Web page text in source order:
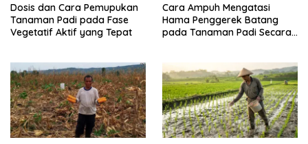
Dosis dan Cara Pemupukan
Tanaman Padi pada Fase
Vegetatif Aktif yang Tepat
Cara Ampuh Mengatasi
Hama Penggerek Batang
pada Tanaman Padi Secara